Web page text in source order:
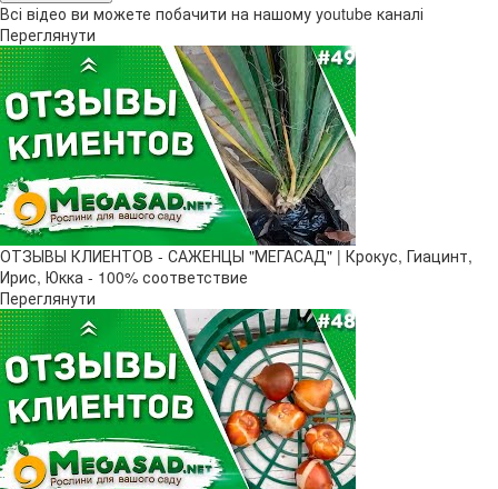
Всі відео ви можете побачити на нашому youtube каналі
Переглянути
ОТЗЫВЫ КЛИЕНТОВ - САЖЕНЦЫ "МЕГАСАД" | Крокус, Гиацинт,
Ирис, Юкка - 100% соответствие
Переглянути